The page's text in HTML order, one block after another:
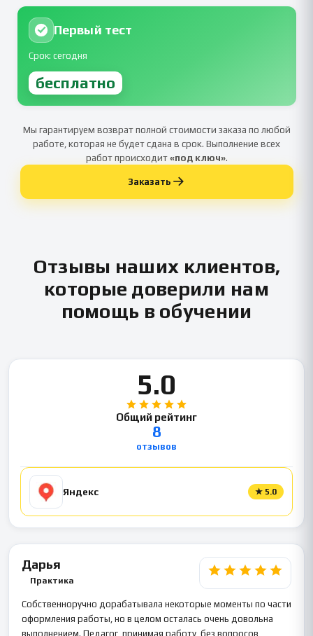
Первый тест
Срок: сегодня
бесплатно
Мы гарантируем возврат полной стоимости заказа по любой
работе, которая не будет сдана в срок. Выполнение всех
работ происходит«под ключ».
Заказать
Отзывы наших клиентов,
которые доверили нам
помощь в обучении
5.0
Общий рейтинг
8
отзывов
Яндекс ★ 5.0
Дарья
Практика
Собственноручно дорабатывала некоторые моменты по части
оформления работы, но в целом осталась очень довольна
выполнением. Педагог, принимая работу, без вопросов